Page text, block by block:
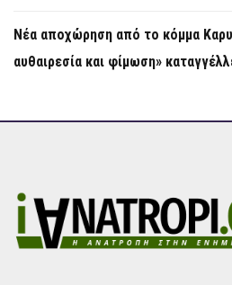
Νέα αποχώρηση από το κόμμα
αυθαιρεσία και φίμωση»